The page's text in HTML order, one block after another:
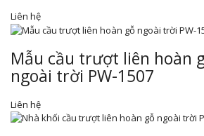
Liên hệ
Mẫu cầu trượt liên hoàn
ngoài trời PW-1507
Liên hệ